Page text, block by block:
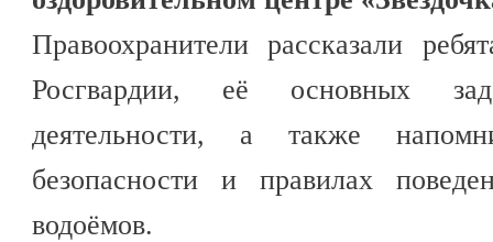
Правоохранители рассказали
Росгвардии, её основных
деятельности, а также
безопасности и правилах
водоёмов.